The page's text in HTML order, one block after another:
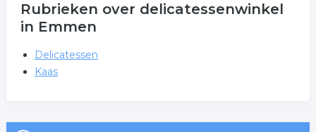
Rubrieken over delicatessenwinkel
in Emmen
Delicatessen
Kaas